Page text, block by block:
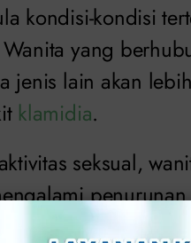
kondisi-kondisi
yang
jenis lain akan
klamidia.
seksual,
pemicu